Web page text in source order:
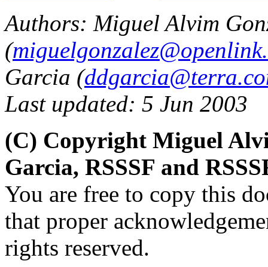
Authors: Miguel Alvim
(
Garcia (
Last updated: 5 Jun 2003
(C) Copyright Miguel
Garcia, RSSSF and
You are free to copy this
that proper
rights reserved.